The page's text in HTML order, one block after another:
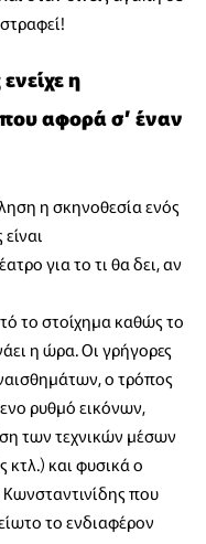
η
αφορά σ’ έναν
η σκηνοθεσία ενός
για το τι θα δει, αν
το στοίχημα καθώς το
η ώρα. Οι γρήγορες
ο τρόπος
ρυθμό εικόνων,
των τεχνικών μέσων
κτλ.) και φυσικά ο
που
το ενδιαφέρον